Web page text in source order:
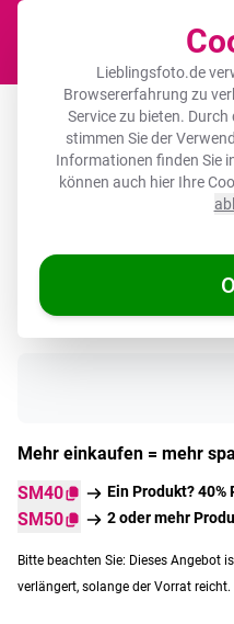
Lieblingsfoto.de
Browsererfahrung zu
Service zu bieten.
stimmen Sie der
Informationen finden Sie
können auch hier Ihre
Wandkreis
Ziege - Hörner -
Mehr einkaufen = mehr
SM40
Ein Produkt? 40%
SM50 2 oder mehr
Bitte beachten Sie: Dieses Angebot
verlängert, solange der Vorrat reicht.